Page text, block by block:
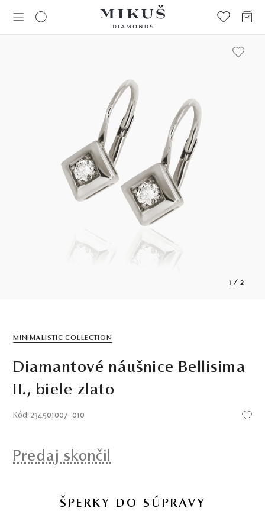
1 / 2
MINIMALISTIC COLLECTION
Diamantové náušnice Bellisima
II., biele zlato
Kód: 234501007_010
Predaj skončil
ŠPERKY DO SÚPRAVY